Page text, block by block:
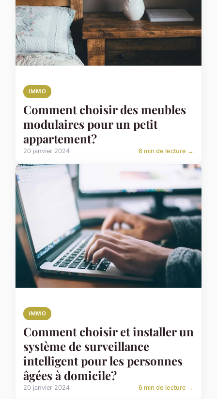
IMMO
Comment choisir des meubles
modulaires pour un petit
appartement?
20 janvier 2024 6 min de lecture →
IMMO
Comment choisir et installer un
système de surveillance
intelligent pour les personnes
âgées à domicile?
20 janvier 2024 6 min de lecture →